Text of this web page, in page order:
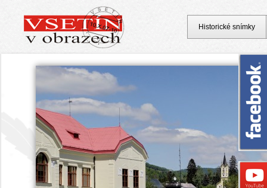
Historické snímky